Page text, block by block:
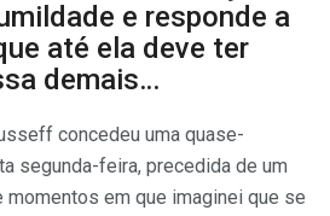
e responde a
até ela deve ter
demais…
concedeu uma quase-
segunda-feira, precedida de um
momentos em que imaginei que se